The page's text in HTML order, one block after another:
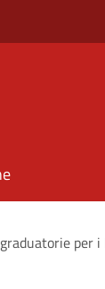
per